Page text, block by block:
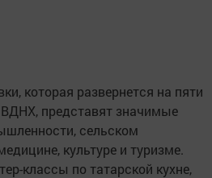
которая развернется на пяти
представят значимые
сельском
культуре и туризме.
классы по татарской кухне,